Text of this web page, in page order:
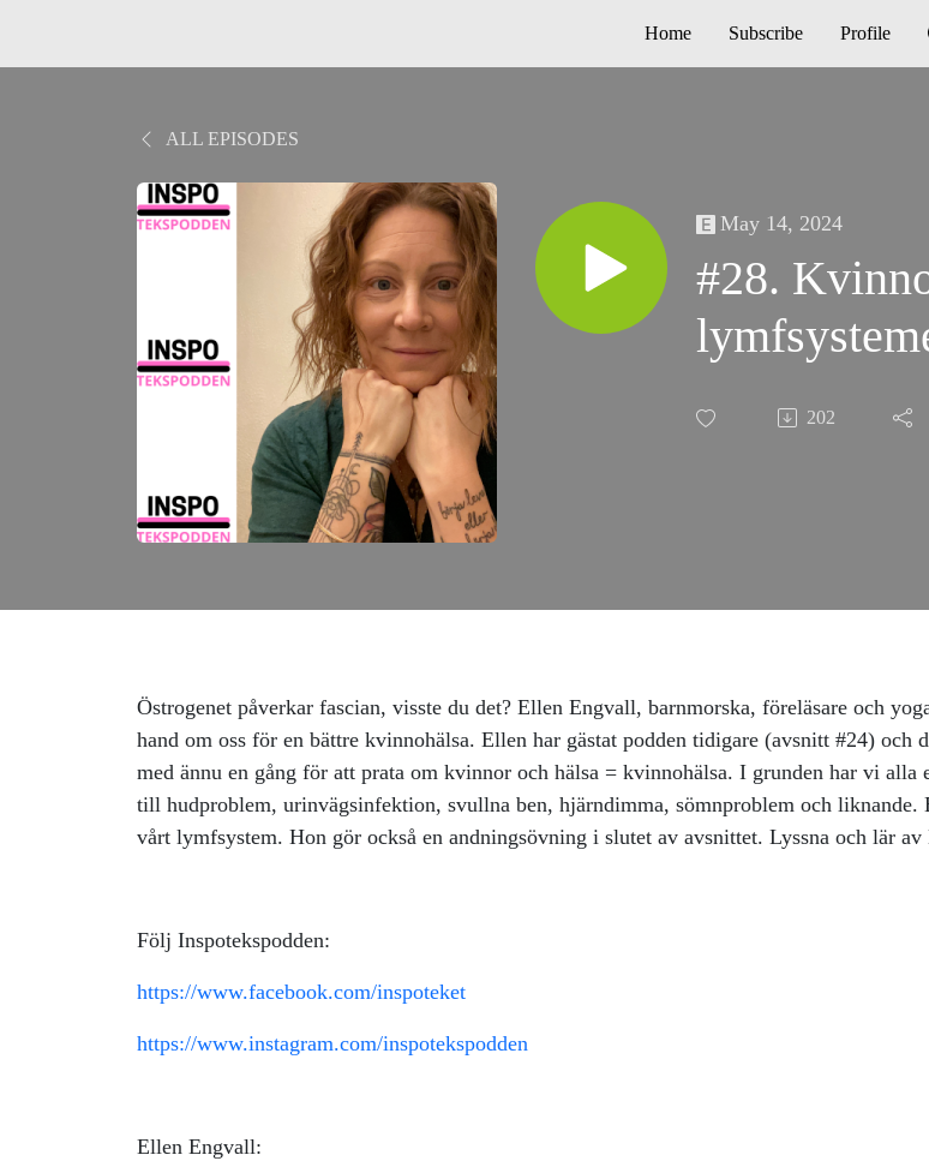
Home Subscribe Profile
ALL EPISODES
May 14, 2024
#28.
202
Östrogenet påverkar fascian, visste du det? Ellen Engvall, barnmorska, föreläsare och
hand om oss för en bättre kvinnohälsa. Ellen har gästat podden tidigare (avsnitt #24)
med ännu en gång för att prata om kvinnor och hälsa = kvinnohälsa. I grunden har vi
till hudproblem, urinvägsinfektion, svullna ben, hjärndimma, sömnproblem och liknande.
vårt lymfsystem. Hon gör också en andningsövning i slutet av avsnittet. Lyssna och lär
Följ Inspotekspodden:
https://www.facebook.com/inspoteket
https://www.instagram.com/inspotekspodden
Ellen Engvall: